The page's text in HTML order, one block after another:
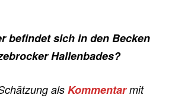
befindet sich in den Becken
Hallenbades?
als Kommentarmit